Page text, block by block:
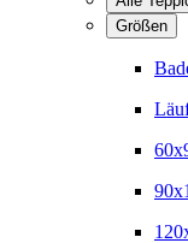
Größen